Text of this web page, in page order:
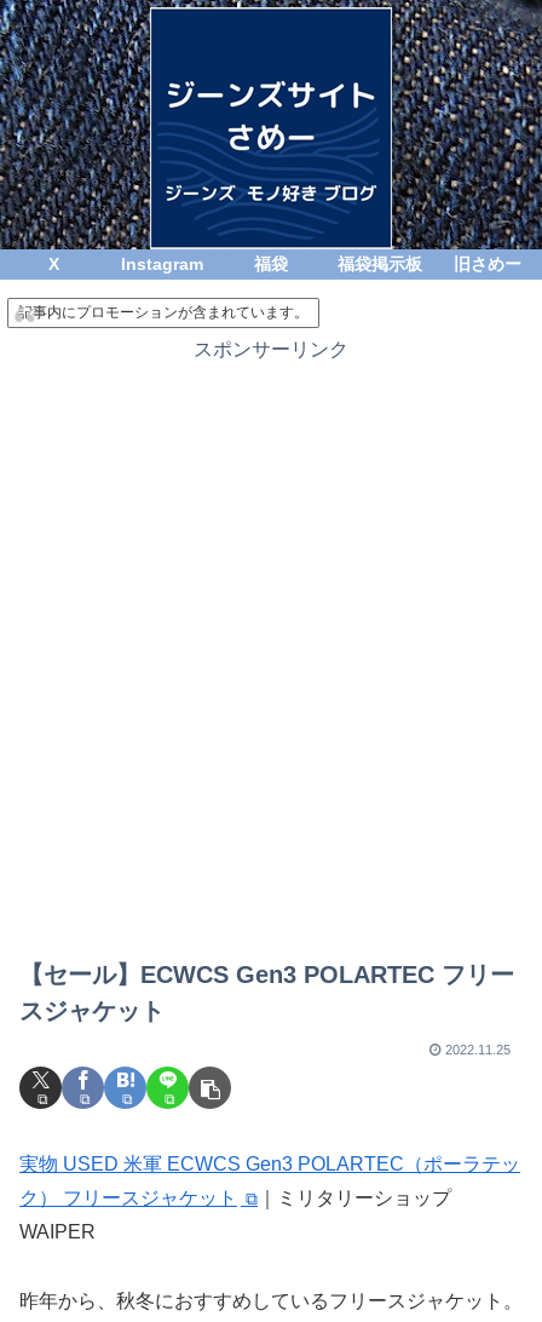
X Instagram 福袋 福袋掲示板 旧さめー
記事内にプロモーションが含まれています。
スポンサーリンク
【セール】ECWCS Gen3 POLARTEC フリー
スジャケット
2022.11.25
実物 USED 米軍 ECWCS Gen3 POLARTEC（ポーラテッ
ク） フリースジャケット
｜ミリタリーショップ
WAIPER
昨年から、秋冬におすすめしているフリースジャケット。